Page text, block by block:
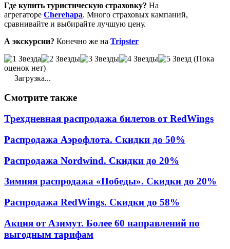
Где купить туристическую страховку? На
агрегаторе Cherehapa. Много страховых кампаний,
сравнивайте и выбирайте лучшую цену.
А экскурсии? Конечно же на Tripster
(Пока
оценок нет)
Загрузка...
Смотрите также
Трехдневная распродажа билетов от RedWings
Распродажа Аэрофлота. Скидки до 50%
Распродажа Nordwind. Скидки до 20%
Зимняя распродажа «Победы». Скидки до 20%
Распродажа RedWings. Скидки до 58%
Акция от Азимут. Более 60 направлений по
выгодным тарифам